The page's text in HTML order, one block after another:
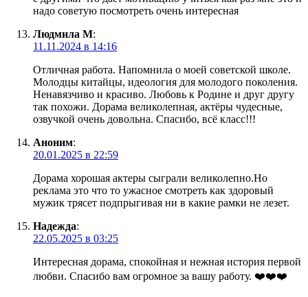
надо советую посмотреть очень интересная
Людмила М:
11.11.2024 в 14:16
Отличная работа. Напомнила о моей советской школе.
Молодцы китайцы, идеология для молодого поколения.
Ненавязчиво и красиво. Любовь к Родине и друг другу
так похожи. Дорама великолепная, актёры чудесные,
озвучкой очень довольна. Спасибо, всё класс!!!
Аноним:
20.01.2025 в 22:59
Дорама хорошая актеры сыграли великолепно.Но
реклама это что то ужасное смотреть как здоровый
мужик трясет подпрыгивая ни в какие рамки не лезет.
Надежда:
22.05.2025 в 03:25
Интересная дорама, спокойная и нежная история первой
любви. Спасибо вам огромное за вашу работу. ❤️❤️❤️